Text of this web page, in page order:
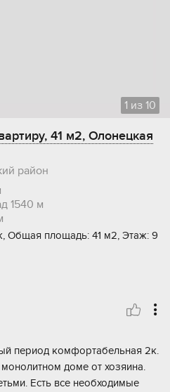
1 из 10
41 м2, Олонецкая
район
1540 м
Общая площадь: 41 м2, Этаж: 9
период комфортабельная 2к.
доме от хозяина.
Есть все необходимые